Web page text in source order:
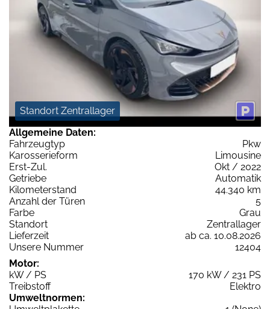
Standort Zentrallager
Allgemeine Daten:
Fahrzeugtyp
Pkw
Karosserieform
Limousine
Erst-Zul.
Okt / 2022
Getriebe
Automatik
Kilometerstand
44.340 km
Anzahl der Türen
5
Farbe
Grau
Standort
Zentrallager
Lieferzeit
ab ca. 10.08.2026
Unsere Nummer
12404
Motor:
kW / PS
170 kW / 231 PS
Treibstoff
Elektro
Umweltnormen: